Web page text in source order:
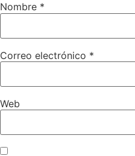
Nombre *
Correo electrónico *
Web